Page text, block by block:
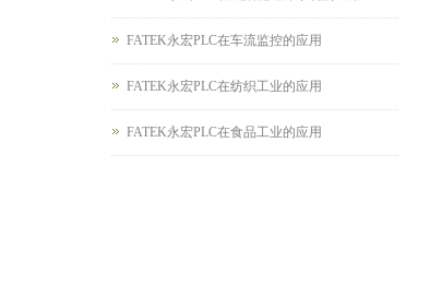
FATEK永宏PLC在车流监控的应用
FATEK永宏PLC在纺织工业的应用
FATEK永宏PLC在食品工业的应用